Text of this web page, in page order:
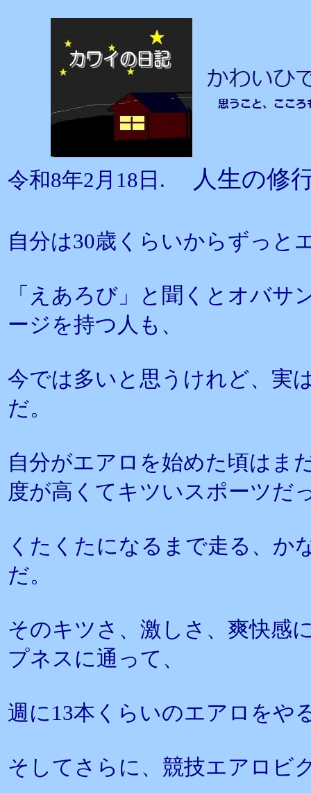
令和8年2月18日. 人生の
自分は30歳くらいからずっと
「えあろび」と聞くとオバ
ージを持つ人も、
今では多いと思うけれど、実
だ。
自分がエアロを始めた頃はま
度が高くてキツいスポーツだ
くたくたになるまで走る、か
だ。
そのキツさ、激しさ、爽快感
プネスに通って、
週に13本くらいのエアロをや
そしてさらに、競技エアロビ